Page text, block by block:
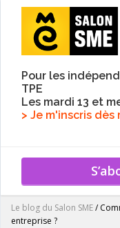
Pour les
TPE
Les mardi 13 et
> Je m'inscris
Le blog du Salon SME/
entreprise ?